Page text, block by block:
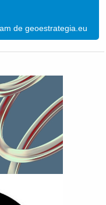
de geoestrategia.eu